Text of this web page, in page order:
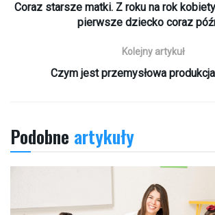
Coraz starsze matki. Z roku na rok
pierwsze dziecko coraz
Kolejny artykuł
Czym jest przemysłowa
Podobne artykuły